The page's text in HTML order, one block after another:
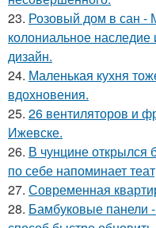
23. Розовый дом в сан -
колониальное
дизайн.
24. Маленькая кухня
вдохновения.
25. 26 вентиляторов и
Ижевске.
26. В чунцине открылся
по себе напоминает
27. Современная
28. Бамбуковые панели